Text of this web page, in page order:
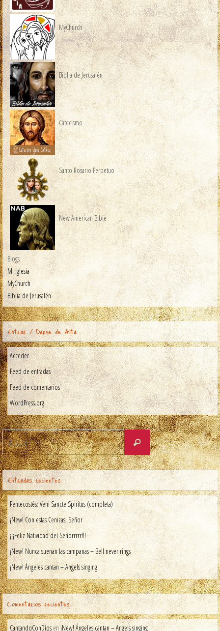
MyChurch
Biblia de Jerusalén
Catecismo
Santo Rosario Perpetuo
New American Bible
Blogs
Mi Iglesia
MyChurch
Biblia de Jerusalén
Entrar / Darse de Alta
Acceder
Feed de entradas
Feed de comentarios
WordPress.org
Entradas recientes
Pentecostés: Veni Sancte Spiritus (completa)
¡New! Con estas Cenizas, Señor
¡¡¡Feliz Natividad del Señorrrrr!!!
¡New! Nunca suenan las campanas – Bell never rings
¡New! Ángeles cantan – Angels singing
Comentarios recientes
CantandoConDiosen¡New! Ángeles cantan – Angels singing